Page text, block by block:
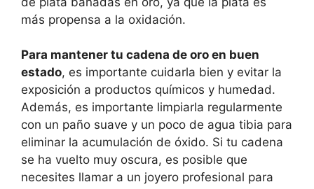
más propensa a la oxidación.
Para mantener tu cadena de oro en buen
estado, es importante cuidarla bien y evitar la
exposición a productos químicos y humedad.
Además, es importante limpiarla regularmente
con un paño suave y un poco de agua tibia para
eliminar la acumulación de óxido. Si tu cadena
se ha vuelto muy oscura, es posible que
necesites llamar a un joyero profesional para